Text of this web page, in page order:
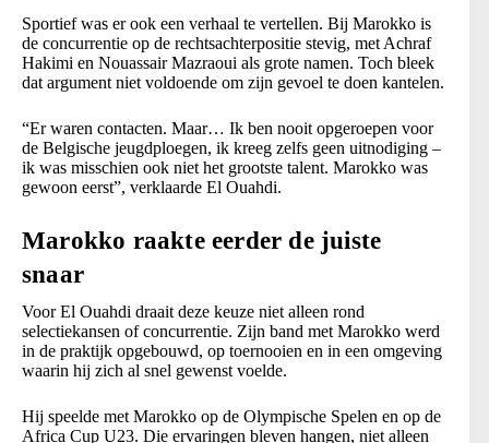
Sportief was er ook een verhaal te vertellen. Bij Marokko is
de concurrentie op de rechtsachterpositie stevig, met Achraf
Hakimi en Nouassair Mazraoui als grote namen. Toch bleek
dat argument niet voldoende om zijn gevoel te doen kantelen.
“Er waren contacten. Maar… Ik ben nooit opgeroepen voor
de Belgische jeugdploegen, ik kreeg zelfs geen uitnodiging –
ik was misschien ook niet het grootste talent. Marokko was
gewoon eerst”, verklaarde El Ouahdi.
Marokko raakte eerder de juiste
snaar
Voor El Ouahdi draait deze keuze niet alleen rond
selectiekansen of concurrentie. Zijn band met Marokko werd
in de praktijk opgebouwd, op toernooien en in een omgeving
waarin hij zich al snel gewenst voelde.
Hij speelde met Marokko op de Olympische Spelen en op de
Africa Cup U23. Die ervaringen bleven hangen, niet alleen